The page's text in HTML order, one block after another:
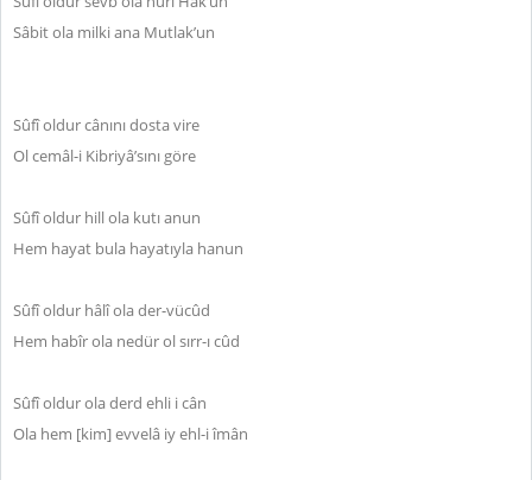
Sâbit ola milki ana Mutlak’un
Sûfî oldur cânını dosta vire
Ol cemâl-i Kibriyâ’sını göre
Sûfî oldur hill ola kutı anun
Hem hayat bula hayatıyla hanun
Sûfî oldur hâlî ola der-vücûd
Hem habîr ola nedür ol sırr-ı cûd
Sûfî oldur ola derd ehli i cân
Ola hem [kim] evvelâ iy ehl-i îmân